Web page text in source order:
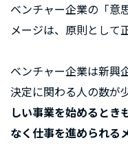
ベンチャー企業の「意
メージは、原則として
ベンチャー企業は新興
決定に関わる人の数が
しい事業を始めるとき
なく仕事を進められる